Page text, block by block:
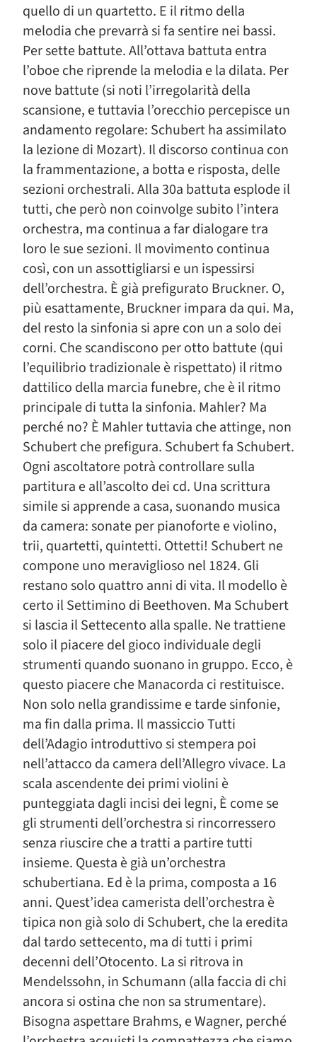
quello di un quartetto. E il ritmo della
melodia che prevarrà si fa sentire nei bassi.
Per sette battute. All’ottava battuta entra
l’oboe che riprende la melodia e la dilata. Per
nove battute (si noti l’irregolarità della
scansione, e tuttavia l’orecchio percepisce un
andamento regolare: Schubert ha assimilato
la lezione di Mozart). Il discorso continua con
la frammentazione, a botta e risposta, delle
sezioni orchestrali. Alla 30a battuta esplode il
tutti, che però non coinvolge subito l’intera
orchestra, ma continua a far dialogare tra
loro le sue sezioni. Il movimento continua
così, con un assottigliarsi e un ispessirsi
dell’orchestra. È già prefigurato Bruckner. O,
più esattamente, Bruckner impara da qui. Ma,
del resto la sinfonia si apre con un a solo dei
corni. Che scandiscono per otto battute (qui
l’equilibrio tradizionale è rispettato) il ritmo
dattilico della marcia funebre, che è il ritmo
principale di tutta la sinfonia. Mahler? Ma
perché no? È Mahler tuttavia che attinge, non
Schubert che prefigura. Schubert fa Schubert.
Ogni ascoltatore potrà controllare sulla
partitura e all’ascolto dei cd. Una scrittura
simile si apprende a casa, suonando musica
da camera: sonate per pianoforte e violino,
trii, quartetti, quintetti. Ottetti! Schubert ne
compone uno meraviglioso nel 1824. Gli
restano solo quattro anni di vita. Il modello è
certo il Settimino di Beethoven. Ma Schubert
si lascia il Settecento alla spalle. Ne trattiene
solo il piacere del gioco individuale degli
strumenti quando suonano in gruppo. Ecco, è
questo piacere che Manacorda ci restituisce.
Non solo nella grandissime e tarde sinfonie,
ma fin dalla prima. Il massiccio Tutti
dell’Adagio introduttivo si stempera poi
nell’attacco da camera dell’Allegro vivace. La
scala ascendente dei primi violini è
punteggiata dagli incisi dei legni, È come se
gli strumenti dell’orchestra si rincorressero
senza riuscire che a tratti a partire tutti
insieme. Questa è già un’orchestra
schubertiana. Ed è la prima, composta a 16
anni. Quest’idea camerista dell’orchestra è
tipica non già solo di Schubert, che la eredita
dal tardo settecento, ma di tutti i primi
decenni dell’Otocento. La si ritrova in
Mendelssohn, in Schumann (alla faccia di chi
ancora si ostina che non sa strumentare).
Bisogna aspettare Brahms, e Wagner, perché